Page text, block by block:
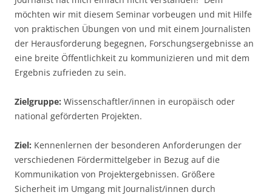
möchten wir mit diesem Seminar vorbeugen und mit Hilfe
von praktischen Übungen von und mit einem Journalisten
der Herausforderung begegnen, Forschungsergebnisse an
eine breite Öffentlichkeit zu kommunizieren und mit dem
Ergebnis zufrieden zu sein.
Zielgruppe: Wissenschaftler/innen in europäisch oder
national geförderten Projekten.
Ziel: Kennenlernen der besonderen Anforderungen der
verschiedenen Fördermittelgeber in Bezug auf die
Kommunikation von Projektergebnissen. Größere
Sicherheit im Umgang mit Journalist/innen durch